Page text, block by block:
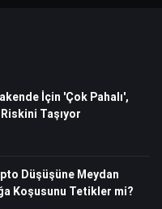
İçin 'Çok Pahalı',
Taşıyor
Düşüşüne Meydan
Koşusunu Tetikler mi?